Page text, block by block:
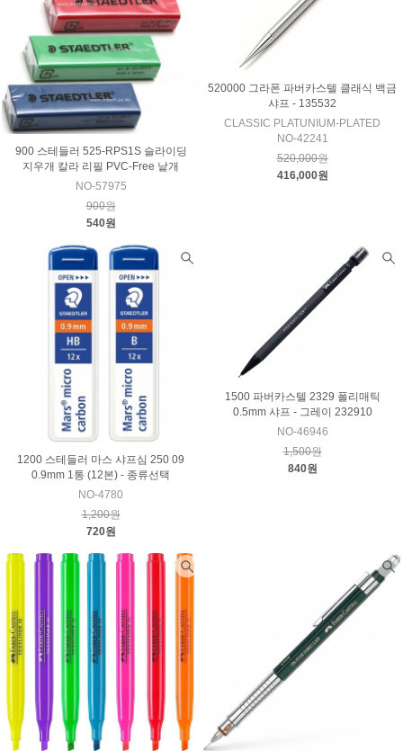
900 스테들러 525-RPS1S 슬라이딩
지우개 칼라 리필 PVC-Free 낱개
NO-57975
900원
540원
520000 그라폰 파버카스텔 클래식 백금
샤프 - 135532
CLASSIC PLATUNIUM-PLATED
NO-42241
520,000원
416,000원
1200 스테들러 마스 샤프심 250 09
0.9mm 1통 (12본) - 종류선택
NO-4780
1,200원
720원
1500 파버카스텔 2329 폴리매틱
0.5mm 샤프 - 그레이 232910
NO-46946
1,500원
840원